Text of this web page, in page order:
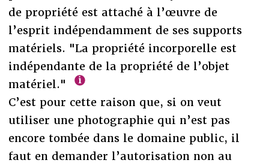
de propriété est attaché à l’œuvre de
l’esprit indépendamment de ses supports
matériels. "La propriété incorporelle est
indépendante de la propriété de l’objet
matériel."
C’est pour cette raison que, si on veut
utiliser une photographie qui n’est pas
encore tombée dans le domaine public, il
faut en demander l’autorisation non au